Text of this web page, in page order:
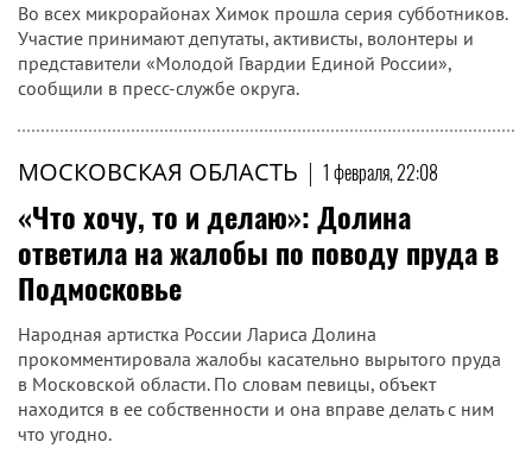
Во всех микрорайонах Химок прошла серия субботников.
Участие принимают депутаты, активисты, волонтеры и
представители «Молодой Гвардии Единой России»,
сообщили в пресс-службе округа.
МОСКОВСКАЯ ОБЛАСТЬ | 1 февраля, 22:08
«Что хочу, то и делаю»: Долина
ответила на жалобы по поводу пруда в
Подмосковье
Народная артистка России Лариса Долина
прокомментировала жалобы касательно вырытого пруда
в Московской области. По словам певицы, объект
находится в ее собственности и она вправе делать с ним
что угодно.